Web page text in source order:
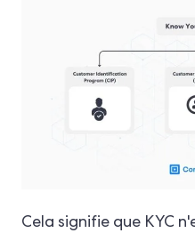
Cela signifie que KYC